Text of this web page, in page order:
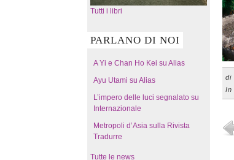
Tutti i libri
PARLANO DI NOI
A Yi e Chan Ho Kei su Alias
Ayu Utami su Alias
L’impero delle luci segnalato su
Internazionale
Metropoli d’Asia sulla Rivista
Tradurre
Tutte le news
di
In